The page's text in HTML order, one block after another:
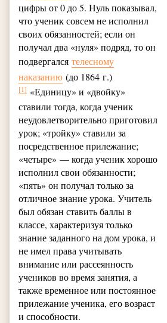
цифры от 0 до 5. Нуль показывал,
что ученик совсем не исполнил
своих обязанностей; если он
получал два «нуля» подряд, то он
подвергалсятелесному
наказанию (до 1864 г.)
[1] «Единицу» и «двойку»
ставили тогда, когда ученик
неудовлетворительно приготовил
урок; «тройку» ставили за
посредственное прилежание;
«четыре» — когда ученик хорошо
исполнил свои обязанности;
«пять» он получал только за
отличное знание урока. Учитель
был обязан ставить баллы в
классе, характеризуя только
знание заданного на дом урока, и
не имел права учитывать
внимание или рассеянность
учеников во время занятия, а
также временное или постоянное
прилежание ученика, его возраст
и способности.